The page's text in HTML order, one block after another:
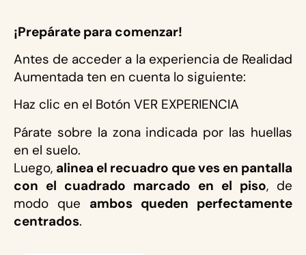
¡Prepárate para comenzar!
Antes de acceder a la experiencia de Realidad
Aumentada ten en cuenta lo siguiente:
Haz clic en el Botón VER EXPERIENCIA
Párate sobre la zona indicada por las huellas
en el suelo.
Luego, alinea el recuadro que ves en pantalla
con el cuadrado marcado en el piso, de
modo que ambos queden perfectamente
centrados.